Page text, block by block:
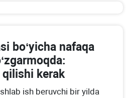
boʻyicha nafaqa
qilishi kerak
ish beruvchi bir yilda